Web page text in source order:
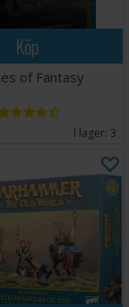
Köp
of Fantasy
I lager: 3